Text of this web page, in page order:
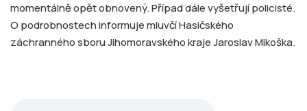
momentálně opět obnovený. Případ dále vyšetřují policisté.
O podrobnostech informuje mluvčí Hasičského
záchranného sboru Jihomoravského kraje Jaroslav Mikoška.